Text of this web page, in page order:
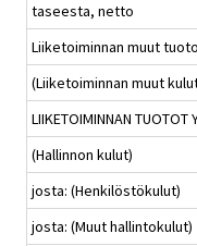
taseesta, netto
Liiketoiminnan muut
(Liiketoiminnan muut
LIIKETOIMINNAN TUOTOT
(Hallinnon kulut)
josta: (Henkilöstökulut)
josta: (Muut hallintokulut)